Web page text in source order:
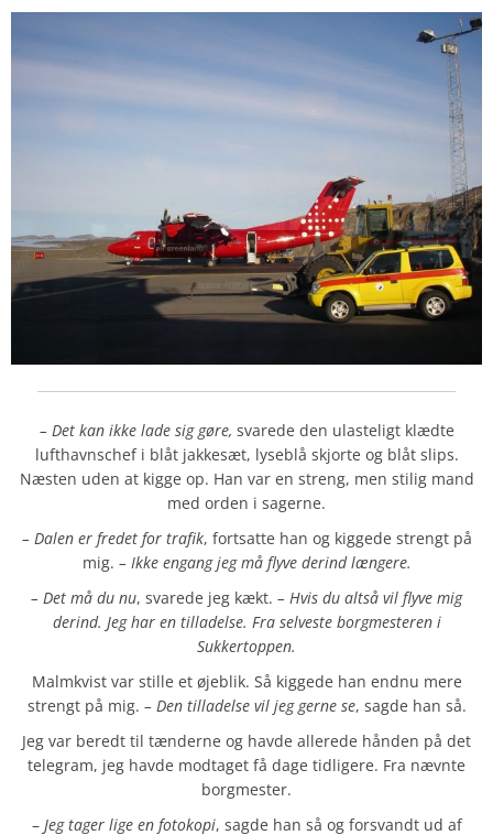
– Det kan ikke lade sig gøre, svarede den ulasteligt klædte
lufthavnschef i blåt jakkesæt, lyseblå skjorte og blåt slips.
Næsten uden at kigge op. Han var en streng, men stilig mand
med orden i sagerne.
– Dalen er fredet for trafik, fortsatte han og kiggede strengt på
mig. – Ikke engang jeg må flyve derind længere.
– Det må du nu, svarede jeg kækt. – Hvis du altså vil flyve mig
derind. Jeg har en tilladelse. Fra selveste borgmesteren i
Sukkertoppen.
Malmkvist var stille et øjeblik. Så kiggede han endnu mere
strengt på mig. – Den tilladelse vil jeg gerne se, sagde han så.
Jeg var beredt til tænderne og havde allerede hånden på det
telegram, jeg havde modtaget få dage tidligere. Fra nævnte
borgmester.
–Jeg tager lige en fotokopi, sagde han så og forsvandt ud af